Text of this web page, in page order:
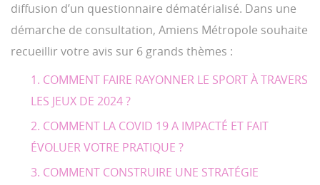
diffusion d’un questionnaire dématérialisé. Dans une
démarche de consultation, Amiens Métropole souhaite
recueillir votre avis sur 6 grands thèmes :
COMMENT FAIRE RAYONNER LE SPORT À TRAVERS
LES JEUX DE 2024 ?
COMMENT LA COVID 19 A IMPACTÉ ET FAIT
ÉVOLUER VOTRE PRATIQUE ?
COMMENT CONSTRUIRE UNE STRATÉGIE